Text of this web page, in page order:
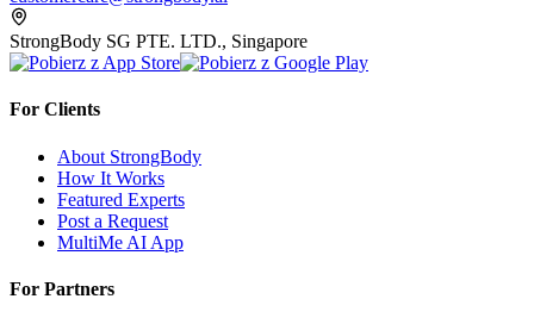
StrongBody SG PTE. LTD., Singapore
For Clients
About StrongBody
How It Works
Featured Experts
Post a Request
MultiMe AI App
For Partners